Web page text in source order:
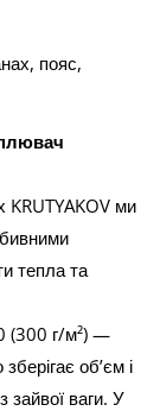
пояс,
ми
тепла та
(300 г/м²) —
об’єм і
зайвої ваги. У